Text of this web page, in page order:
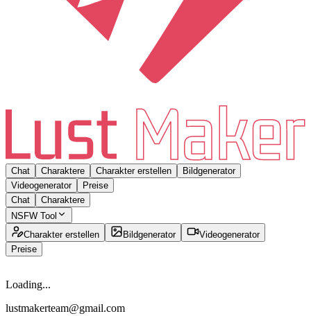
Chat Charaktere Charakter erstellen
Bildgenerator
Videogenerator
Preise
Chat
Charaktere
NSFW Tool
Charakter erstellen
Bildgenerator
Videogenerator
Preise
Loading...
lustmakerteam@gmail.com